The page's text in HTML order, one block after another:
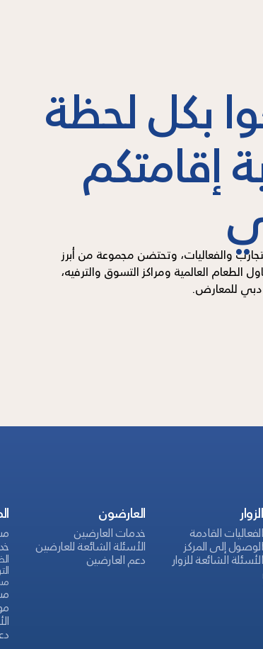
بكل لحظة
إقامتكم
والفعاليات، وتحتضن مجموعة من أبرز
الطعام العالمية ومراكز التسوق والترفيه،
دبي للمعارض.
الزوار
الفعاليات القادمة
الوصول إلى المركز
الأسئلة الشائعة للزوار
العارضون
خدمات العارضين
الأسئلة الشائعة للعارضين
دعم العارضين